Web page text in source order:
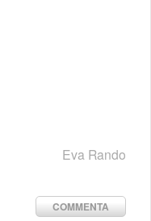
Eva Rando
COMMENTA